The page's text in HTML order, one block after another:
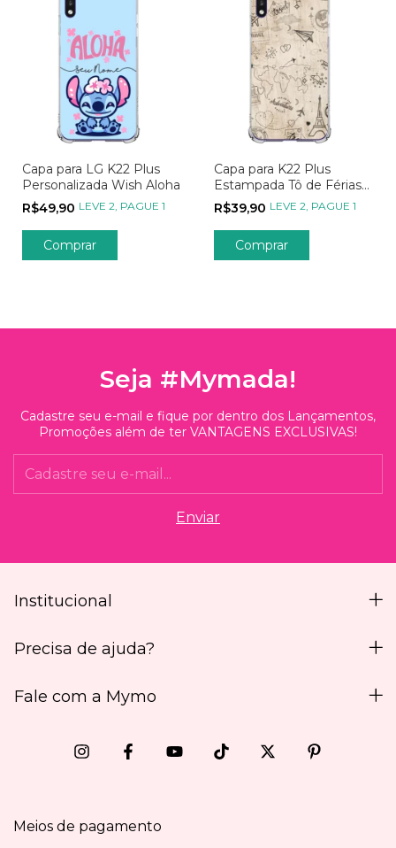
Capa para LG K22 Plus
Personalizada Wish Aloha
R$49,90 LEVE 2, PAGUE 1
Comprar
Capa para K22 Plus
Estampada Tô de Férias
Aventure-se pelo Mundo
R$39,90 LEVE 2, PAGUE 1
Seja #Mymada!
Cadastre seu e-mail e fique por dentro dos Lançamentos,
Promoções além de ter VANTAGENS EXCLUSIVAS!
Institucional
Precisa de ajuda?
Fale com a Mymo
Meios de pagamento